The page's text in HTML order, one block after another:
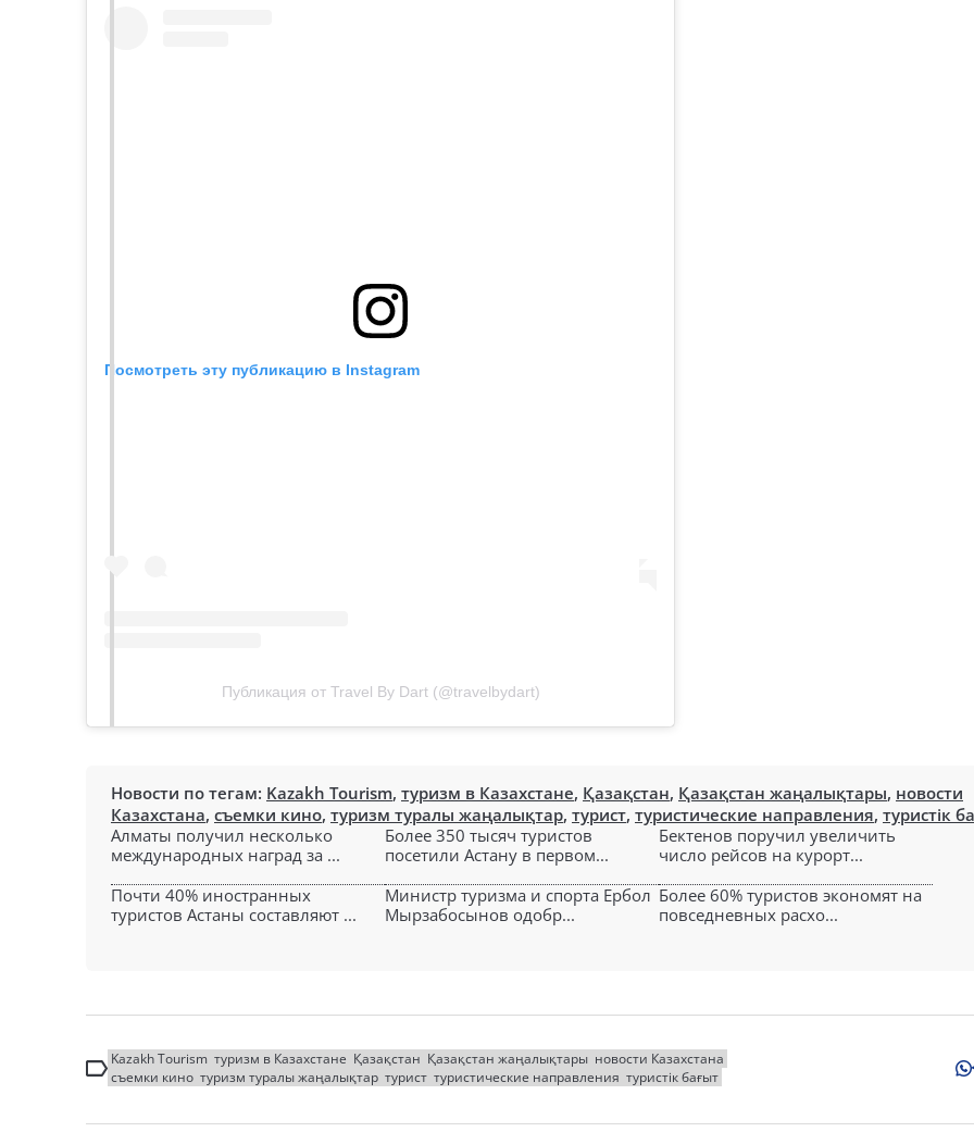
Посмотреть эту публикацию в Instagram
Публикация от Travel By Dart (@travelbydart)
Новости по тегам: Kazakh Tourism, туризм в Казахстане, Қазақстан, Қазақстан жаңалықтары, новости
Казахстана, съемки кино, туризм туралы жаңалықтар, турист, туристические направления, туристік
Алматы получил несколько
международных наград за ...
Более 350 тысяч туристов
посетили Астану в первом...
Бектенов поручил увеличить
число рейсов на курорт...
Почти 40% иностранных
туристов Астаны составляют ...
Министр туризма и спорта Ербол
Мырзабосынов одобр...
Более 60% туристов экономят на
повседневных расхо...
Kazakh Tourism туризм в Казахстане Қазақстан Қазақстан жаңалықтары новости Казахстана
съемки кино туризм туралы жаңалықтар турист туристические направления туристік бағыт